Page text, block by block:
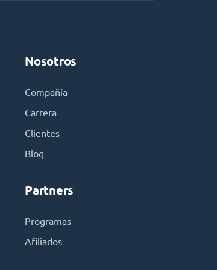
Nosotros
Compañía
Carrera
Clientes
Blog
Partners
Programas
Afiliados